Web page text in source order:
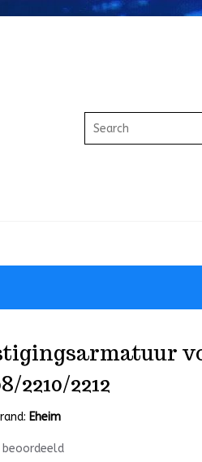
Search
2210/2212
Eheim
beoordeeld